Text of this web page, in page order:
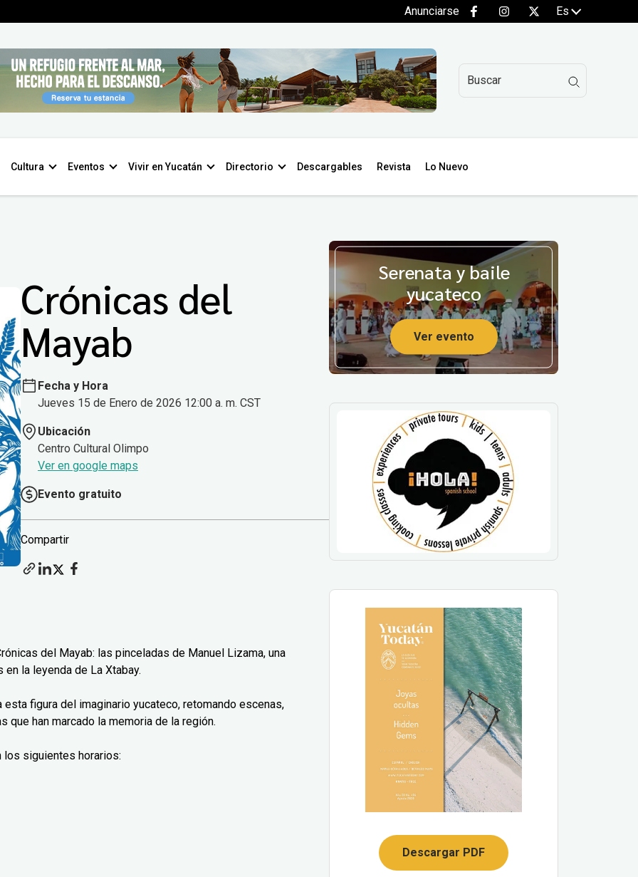
Anunciarse Es
Cultura Eventos Vivir en Yucatán Directorio Descargables Revista Lo Nuevo
Crónicas del
Mayab
Fecha y Hora
Jueves 15 de Enero de 2026 12:00 a. m. CST
Ubicación
Centro Cultural Olimpo
Ver en google maps
Evento gratuito
Compartir
del Mayab: las pinceladas de Manuel Lizama, una
la leyenda de La Xtabay.
figura del imaginario yucateco, retomando escenas,
han marcado la memoria de la región.
siguientes horarios:
Serenata y baile
yucateco
Ver evento
Descargar PDF